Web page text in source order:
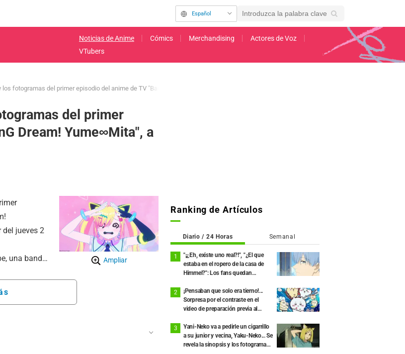
Español
Noticias de Anime Cómics Merchandising
Actores de Voz
VTubers
fotogramas del primer episodio del anime de TV "BanG Dream! Yume∞Mita", a estrenarse el 2 de julio
del primer
Dream! Yume∞Mita", a
Ampliar
jueves 2
una banda
Ranking de Artículos
Diario / 24 Horas Semanal
"¡¿Eh, existe uno real?!", "¿El que
estaba en el ropero de la casa de
Himmel?": Los fans quedan
"Cuerno del Dragón Oscuro" que
apareció en el episodio 1 de
"Frieren: Más allá del final del viaje"
¡Pensaban que solo era tierno!...
Sorpresa por el contraste en el
video de preparación previa al
"Es más crudo de lo imaginado",
"Hablan puro de trabajo"
Yani-Neko va a pedirle un cigarrillo
a su junior y vecina, Yaku-Neko... Se
revela la sinopsis y los fotogramas